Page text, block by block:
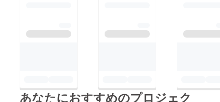
あなたにおすすめのプロジェク